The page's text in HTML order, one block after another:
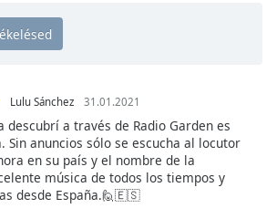
Lulu Sánchez 31.01.2021
descubrí a través de Radio Garden es
Sin anuncios sólo se escucha al locutor
en su país y el nombre de la
música de todos los tiempos y
desde España.🙋🇪🇸